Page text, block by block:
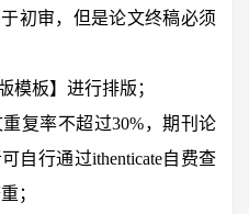
初审，但是论文终稿必须
模板】进行排版；
复率不超过30%，期刊论
自行通过ithenticate自费查
；